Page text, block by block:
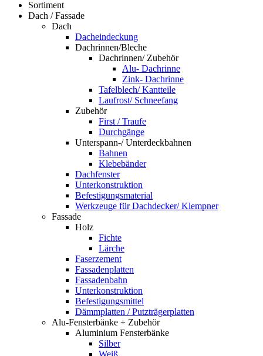
Sortiment
Dach / Fassade
Dach
Dacheindeckung
Dachrinnen/Bleche
Dachrinnen/ Zubehör
Alu- Dachrinne
Zink- Dachrinne
Tafelblech/ Kantteile
Laufrost/ Schneefang
Zubehör
First / Traufe
Durchgänge
Unterspann-/ Unterdeckbahnen
Bahnen
Klebebänder
Dachfenster
Unterkonstruktion
Befestigungsmaterial
Werkzeuge für Dachdecker/ Klempner
Fassade
Holz
Fichte
Lärche
Faserzement
Fassadenplatten
Fassadenbahn
Unterkonstruktion
Befestigungsmittel
Dämmplatten / Putzträgerplatten
Alu-Fensterbänke + Zubehör
Aluminium Fensterbänke
Silber